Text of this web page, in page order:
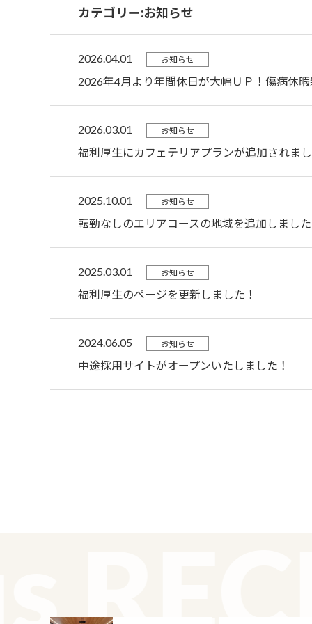
カテゴリー:お知らせ
2026.04.01 お知らせ
2026年4月より年間休日が大幅ＵＰ！傷病休暇
2026.03.01 お知らせ
福利厚生にカフェテリアプランが追加されまし
2025.10.01 お知らせ
転勤なしのエリアコースの地域を追加しました
2025.03.01 お知らせ
福利厚生のページを更新しました！
2024.06.05 お知らせ
中途採用サイトがオープンいたしました！